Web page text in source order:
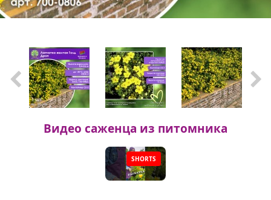
Видео саженца из питомника
SHORTS